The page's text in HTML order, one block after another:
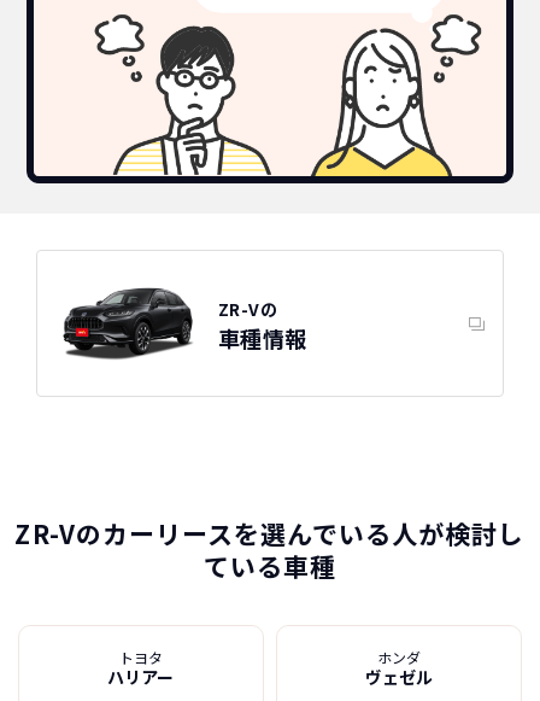
ZR-Vの
車種情報
ZR-Vのカーリースを選んでいる人が検討し
ている車種
トヨタ
ハリアー
ホンダ
ヴェゼル